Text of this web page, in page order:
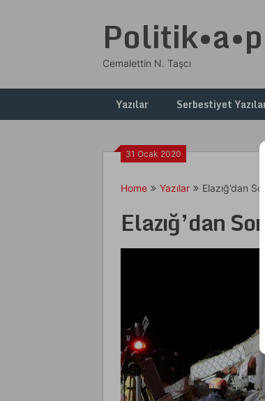
Cemalettin N. Taşcı
Yazılar Serbestiyet
31 Ocak 2020
Home Yazılar Elazığ’dan
Elazığ’dan